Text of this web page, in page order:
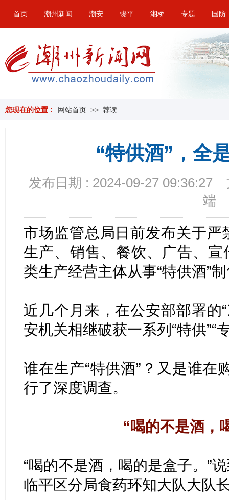
首页 潮州新闻 潮安 饶平 湘桥 专题 国防
您现在的位置 : 网站首页 >> 荐读
“特供酒”，全
发布日期 : 2024-09-27 09:36:27
端
市场监管总局日前发布关于严
生产、销售、餐饮、广告、
类生产经营主体从事“特供酒
近几个月来，在公安部部署的
安机关相继破获一系列“特供
谁在生产“特供酒”？又是谁在
行了深度调查。
“喝的不是酒，
“喝的不是酒，喝的是盒子。”
临平区分局食药环知大队大队